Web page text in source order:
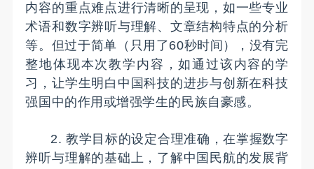
内容的重点难点进行清晰的呈现，如一些专业
术语和数字辨听与理解、文章结构特点的分析
等。但过于简单（只用了60秒时间），没有完
整地体现本次教学内容，如通过该内容的学
习，让学生明白中国科技的进步与创新在科技
强国中的作用或增强学生的民族自豪感。
2. 教学目标的设定合理准确，在掌握数字
辨听与理解的基础上，了解中国民航的发展背